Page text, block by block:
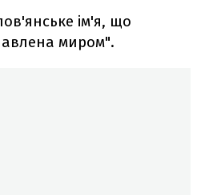
ім'я, що
миром".